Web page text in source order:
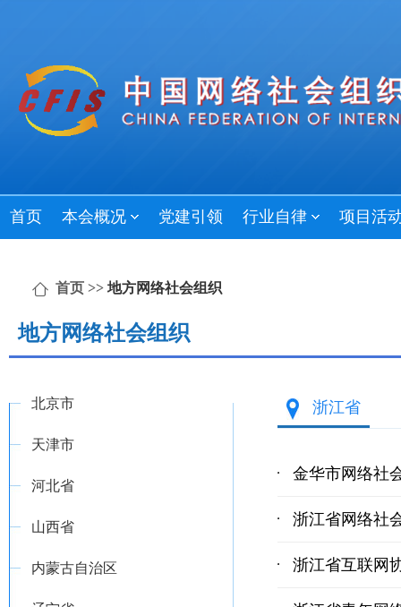
首页 本会概况 党建引领 行业自律 项目活
首页 >> 地方网络社会组织
地方网络社会组织
北京市
天津市
河北省
山西省
内蒙古自治区
浙江省
金华市网络社
浙江省网络社
浙江省互联网